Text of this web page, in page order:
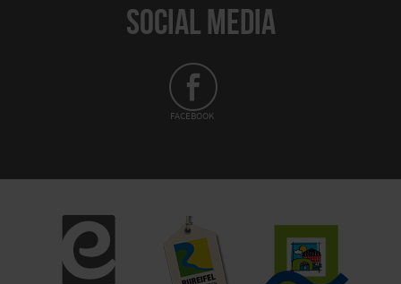
SOCIAL MEDIA
FACEBOOK